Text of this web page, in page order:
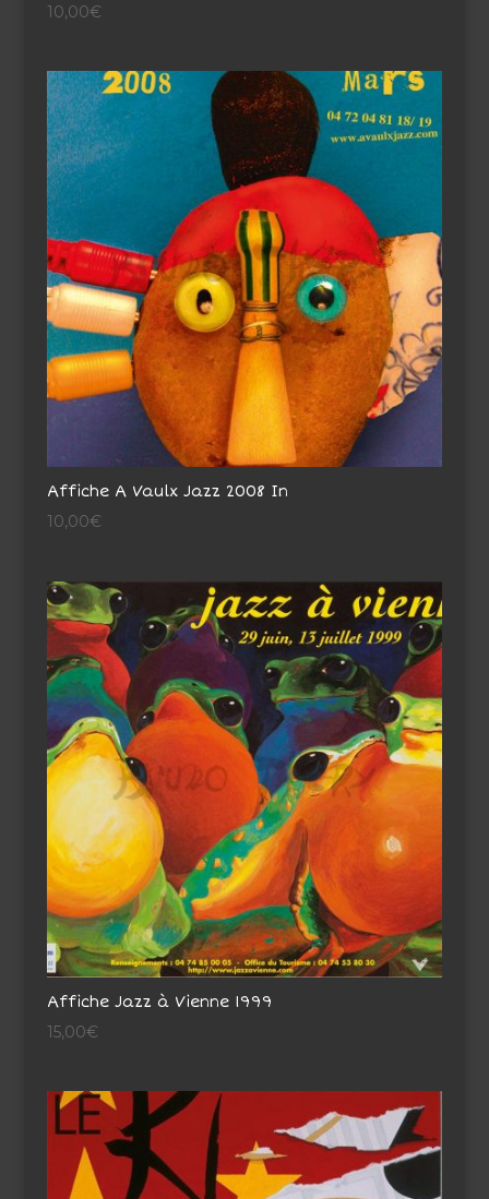
10,00€
Affiche A Vaulx Jazz 2008 In
10,00€
Affiche Jazz à Vienne 1999
15,00€